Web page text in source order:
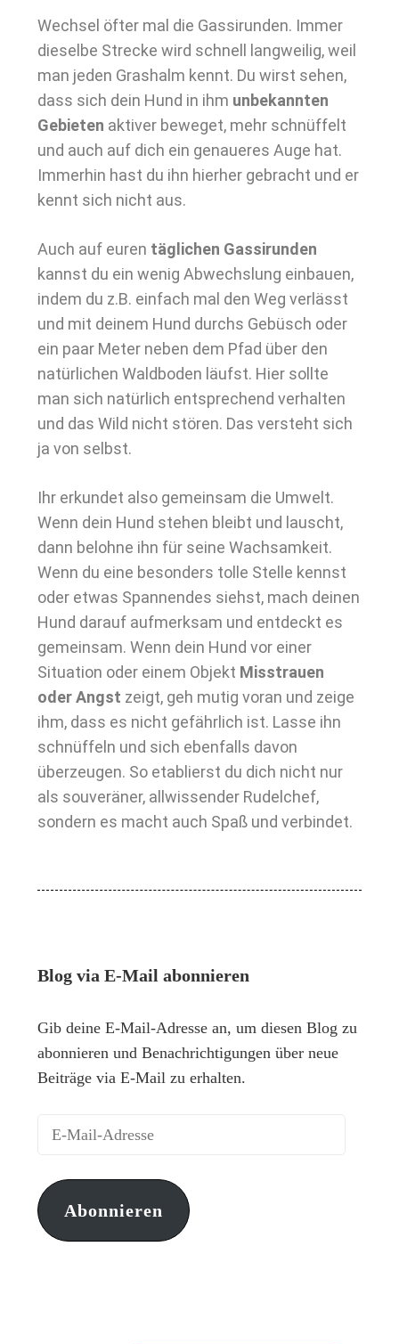
Wechsel öfter mal die Gassirunden. Immer
dieselbe Strecke wird schnell langweilig, weil
man jeden Grashalm kennt. Du wirst sehen,
dass sich dein Hund in ihm unbekannten
Gebieten aktiver beweget, mehr schnüffelt
und auch auf dich ein genaueres Auge hat.
Immerhin hast du ihn hierher gebracht und er
kennt sich nicht aus.
Auch auf euren täglichen Gassirunden
kannst du ein wenig Abwechslung einbauen,
indem du z.B. einfach mal den Weg verlässt
und mit deinem Hund durchs Gebüsch oder
ein paar Meter neben dem Pfad über den
natürlichen Waldboden läufst. Hier sollte
man sich natürlich entsprechend verhalten
und das Wild nicht stören. Das versteht sich
ja von selbst.
Ihr erkundet also gemeinsam die Umwelt.
Wenn dein Hund stehen bleibt und lauscht,
dann belohne ihn für seine Wachsamkeit.
Wenn du eine besonders tolle Stelle kennst
oder etwas Spannendes siehst, mach deinen
Hund darauf aufmerksam und entdeckt es
gemeinsam. Wenn dein Hund vor einer
Situation oder einem Objekt Misstrauen
oder Angst zeigt, geh mutig voran und zeige
ihm, dass es nicht gefährlich ist. Lasse ihn
schnüffeln und sich ebenfalls davon
überzeugen. So etablierst du dich nicht nur
als souveräner, allwissender Rudelchef,
sondern es macht auch Spaß und verbindet.
Blog via E-Mail abonnieren
Gib deine E-Mail-Adresse an, um diesen Blog zu
abonnieren und Benachrichtigungen über neue
Beiträge via E-Mail zu erhalten.
Abonnieren